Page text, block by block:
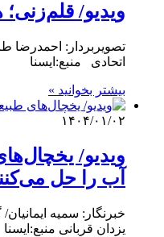
ویدیو/ قلم‌زنی؛
تصویربردار: احمدرضا
اتحادی منبع:ایسنا
بیشتر بخوانید »
۱۴۰۴/۰۱/۰۲
ویدیو/
آب را حل
خبرنگار: سمیه
یزدان قربانی منبع:ایسنا